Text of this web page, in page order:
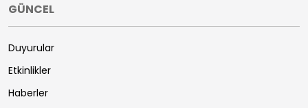
GÜNCEL
Duyurular
Etkinlikler
Haberler